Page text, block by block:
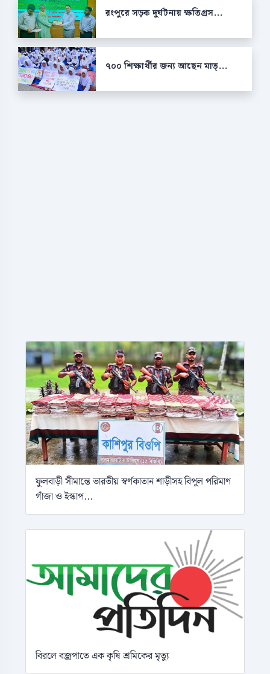
রংপুরে সড়ক দুর্ঘটনায় ক্ষতিগ্রস...
৭০০ শিক্ষার্থীর জন্য আছেন মাত্...
ফুলবাড়ী সীমান্তে ভারতীয় স্বর্ণকাতান শাড়ীসহ বিপুল পরিমাণ
গাঁজা ও ইস্কাপ...
বিরলে বজ্রপাতে এক কৃষি শ্রমিকের মৃত্যু